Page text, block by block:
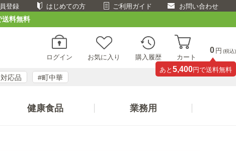
登録 はじめての方 ご利用ガイド お問い合わせ
料無料
ログイン お気に入り 購入履歴 カート
0 円 (税込)
あと 5,400円で送料無料
応品 #町中華
健康食品 業務用